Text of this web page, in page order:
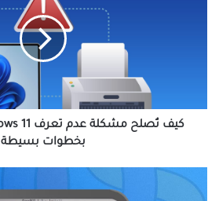
الطابعة
بخطوات
بخطوات بسيطة
تشغيل
برامج